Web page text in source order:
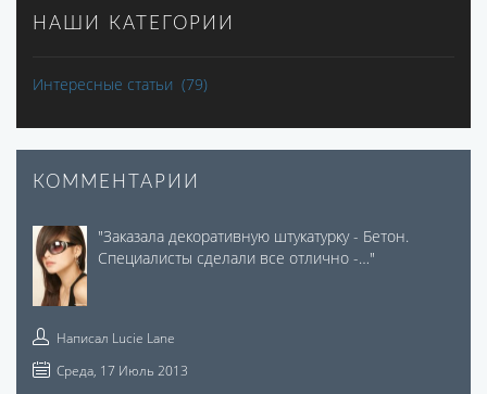
НАШИ КАТЕГОРИИ
Интересные статьи (79)
КОММЕНТАРИИ
"Заказала декоративную штукатурку - Бетон.
Специалисты сделали все отлично -…"
Написал Lucie Lane
Среда, 17 Июль 2013